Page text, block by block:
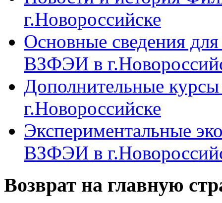
г.Новороссийске
Основные сведения
ВЗФЭИ в
Дополнительные
г.Новороссийске
Экспериментальные
ВЗФЭИ в
Возврат на главную